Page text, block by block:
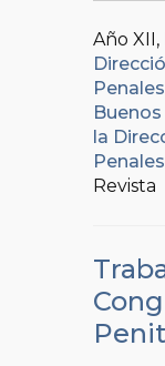
Año XII,
Penales
la
Penales
Revista